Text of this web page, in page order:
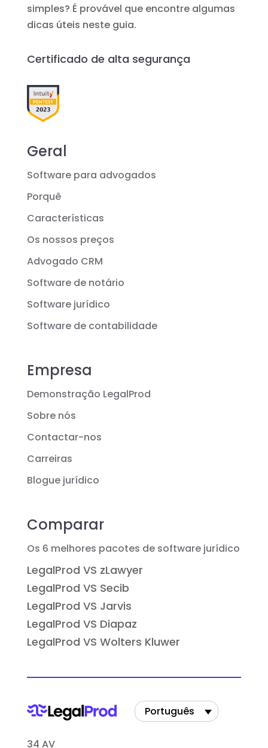
simples? É provável que encontre algumas
dicas úteis neste guia.
Certificado de alta segurança
Geral
Software para advogados
Porquê
Características
Os nossos preços
Advogado CRM
Software de notário
Software jurídico
Software de contabilidade
Empresa
Demonstração LegalProd
Sobre nós
Contactar-nos
Carreiras
Blogue jurídico
Comparar
Os 6 melhores pacotes de software jurídico
LegalProd VS zLawyer
LegalProd VS Secib
LegalProd VS Jarvis
LegalProd VS Diapaz
LegalProd VS Wolters Kluwer
34 AV
Português